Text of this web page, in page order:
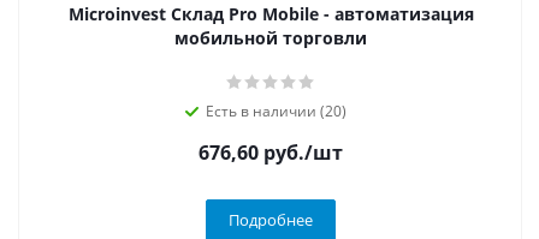
Microinvest Склад Pro Mobile - автоматизация
мобильной торговли
Есть в наличии (20)
676,60 руб./шт
Подробнее